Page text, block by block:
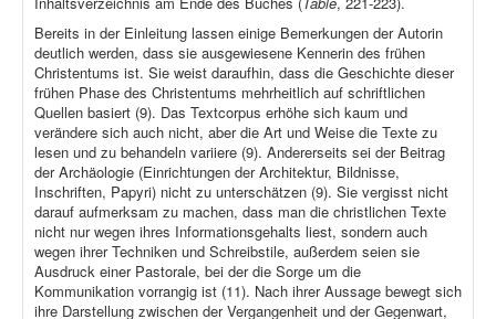
Bereits in der Einleitung lassen einige Bemerkungen der Autorin
deutlich werden, dass sie ausgewiesene Kennerin des frühen
Christentums ist. Sie weist daraufhin, dass die Geschichte dieser
frühen Phase des Christentums mehrheitlich auf schriftlichen
Quellen basiert (9). Das Textcorpus erhöhe sich kaum und
verändere sich auch nicht, aber die Art und Weise die Texte zu
lesen und zu behandeln variiere (9). Andererseits sei der Beitrag
der Archäologie (Einrichtungen der Architektur, Bildnisse,
Inschriften, Papyri) nicht zu unterschätzen (9). Sie vergisst nicht
darauf aufmerksam zu machen, dass man die christlichen Texte
nicht nur wegen ihres Informationsgehalts liest, sondern auch
wegen ihrer Techniken und Schreibstile, außerdem seien sie
Ausdruck einer Pastorale, bei der die Sorge um die
Kommunikation vorrangig ist (11). Nach ihrer Aussage bewegt sich
ihre Darstellung zwischen der Vergangenheit und der Gegenwart,